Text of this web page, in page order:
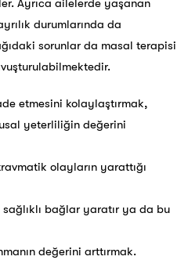
Ayrıca ailelerde yaşanan
durumlarında da
sorunlar da masal terapisi
etmesini kolaylaştırmak,
yeterliliğin değerini
olayların yarattığı
bağlar yaratır ya da bu
değerini arttırmak.